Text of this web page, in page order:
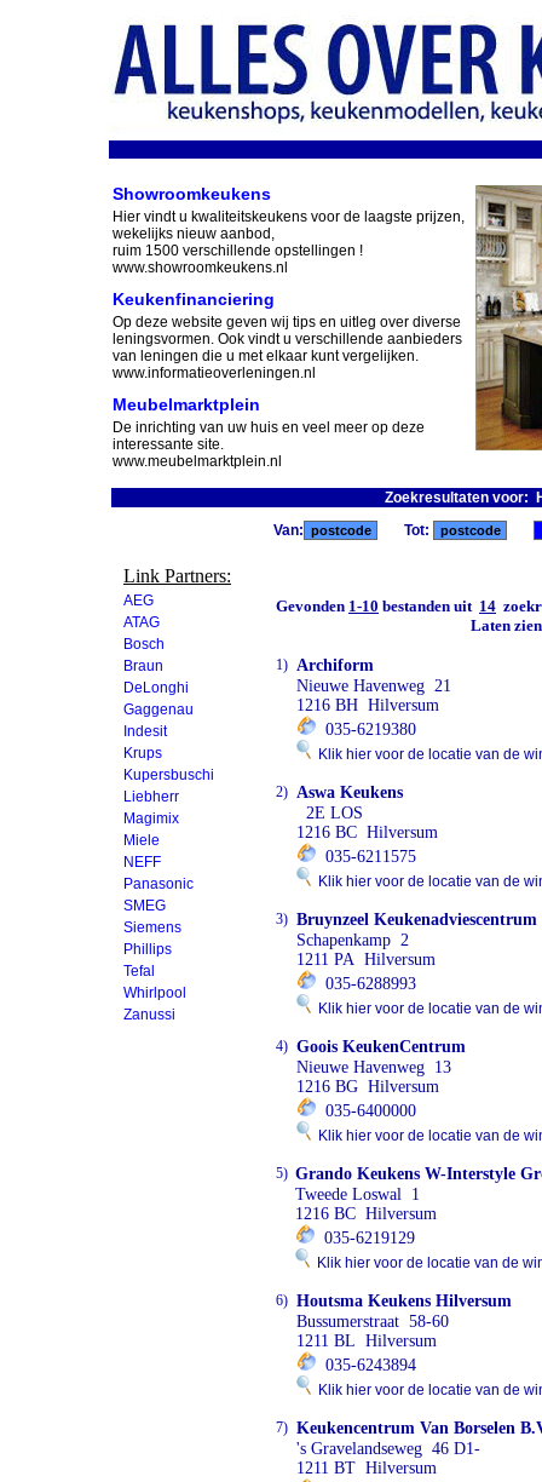
Showroomkeukens
Hier vindt u kwaliteitskeukens voor de laagste prijzen,
wekelijks nieuw aanbod,
ruim 1500 verschillende opstellingen !
www.showroomkeukens.nl
Keukenfinanciering
Op deze website geven wij tips en uitleg over diverse
leningsvormen. Ook vindt u verschillende aanbieders
van leningen die u met elkaar kunt vergelijken.
www.informatieoverleningen.nl
Meubelmarktplein
De inrichting van uw huis en veel meer op deze
interessante site.
www.meubelmarktplein.nl
Zoekresultaten voor:
Link Partners:
AEG
ATAG
Bosch
Braun
DeLonghi
Gaggenau
Indesit
Krups
Kupersbuschi
Liebherr
Magimix
Miele
NEFF
Panasonic
SMEG
Siemens
Phillips
Tefal
Whirlpool
Zanussi
Van: Tot:
Gevonden 1-10 bestanden uit 14
Laten
1) Archiform
Nieuwe Havenweg 21
1216 BH Hilversum
035-6219380
Klik hier voor de locatie van de
2) Aswa Keukens
2E LOS
1216 BC Hilversum
035-6211575
Klik hier voor de locatie van de
3) Bruynzeel Keukenadviescentrum
Schapenkamp 2
1211 PA Hilversum
035-6288993
Klik hier voor de locatie van de
4) Goois KeukenCentrum
Nieuwe Havenweg 13
1216 BG Hilversum
035-6400000
Klik hier voor de locatie van de
5) Grando Keukens W-Interstyle
Tweede Loswal 1
1216 BC Hilversum
035-6219129
Klik hier voor de locatie van de
6) Houtsma Keukens Hilversum
Bussumerstraat 58-60
1211 BL Hilversum
035-6243894
Klik hier voor de locatie van de
7) Keukencentrum Van Borselen
's Gravelandseweg 46 D1-
1211 BT Hilversum